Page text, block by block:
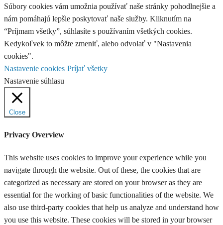
Súbory cookies vám umožnia používať naše stránky pohodlnejšie a
nám pomáhajú lepšie poskytovať naše služby. Kliknutím na
“Príjmam všetky”, súhlasíte s používaním všetkých cookies.
Kedykoľvek to môžte zmeniť, alebo odvolať v "Nastavenia
cookies".
Nastavenie cookies Príjať všetky
Nastavenie súhlasu
Close
Privacy Overview
This website uses cookies to improve your experience while you
navigate through the website. Out of these, the cookies that are
categorized as necessary are stored on your browser as they are
essential for the working of basic functionalities of the website. We
also use third-party cookies that help us analyze and understand how
you use this website. These cookies will be stored in your browser